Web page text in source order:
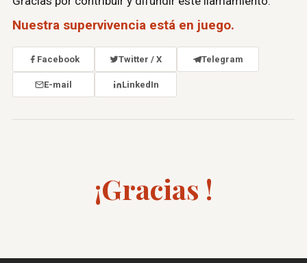
Nuestra supervivencia está en juego.
Facebook Twitter / X Telegram
E-mail LinkedIn
¡Gracias !